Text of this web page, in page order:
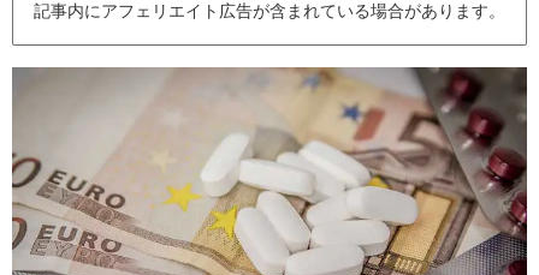
記事内にアフェリエイト広告が含まれている場合があります。